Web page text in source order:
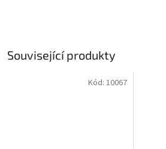
Související produkty
Kód: 10067